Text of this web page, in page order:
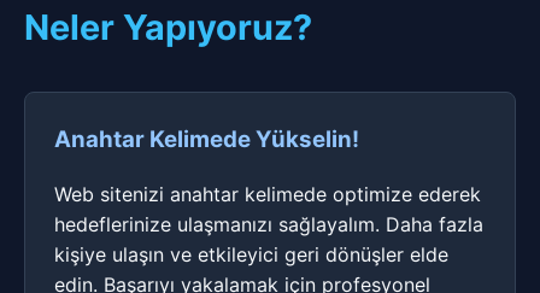
Neler Yapıyoruz?
Anahtar Kelimede Yükselin!
Web sitenizi anahtar kelimede optimize ederek
hedeflerinize ulaşmanızı sağlayalım. Daha fazla
kişiye ulaşın ve etkileyici geri dönüşler elde
edin. Başarıyı yakalamak için profesyonel